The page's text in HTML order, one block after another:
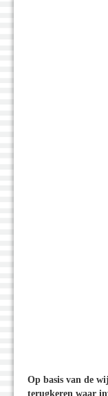
Op basis van de
terugkeren waar